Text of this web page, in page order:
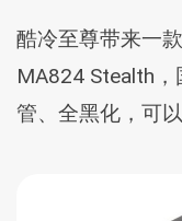
酷冷至尊带来一
MA824 Stealth，
管、全黑化，可